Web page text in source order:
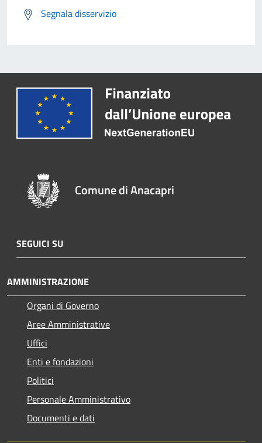
Segnala disservizio
Comune di Anacapri
SEGUICI SU
AMMINISTRAZIONE
Organi di Governo
Aree Amministrative
Uffici
Enti e fondazioni
Politici
Personale Amministrativo
Documenti e dati